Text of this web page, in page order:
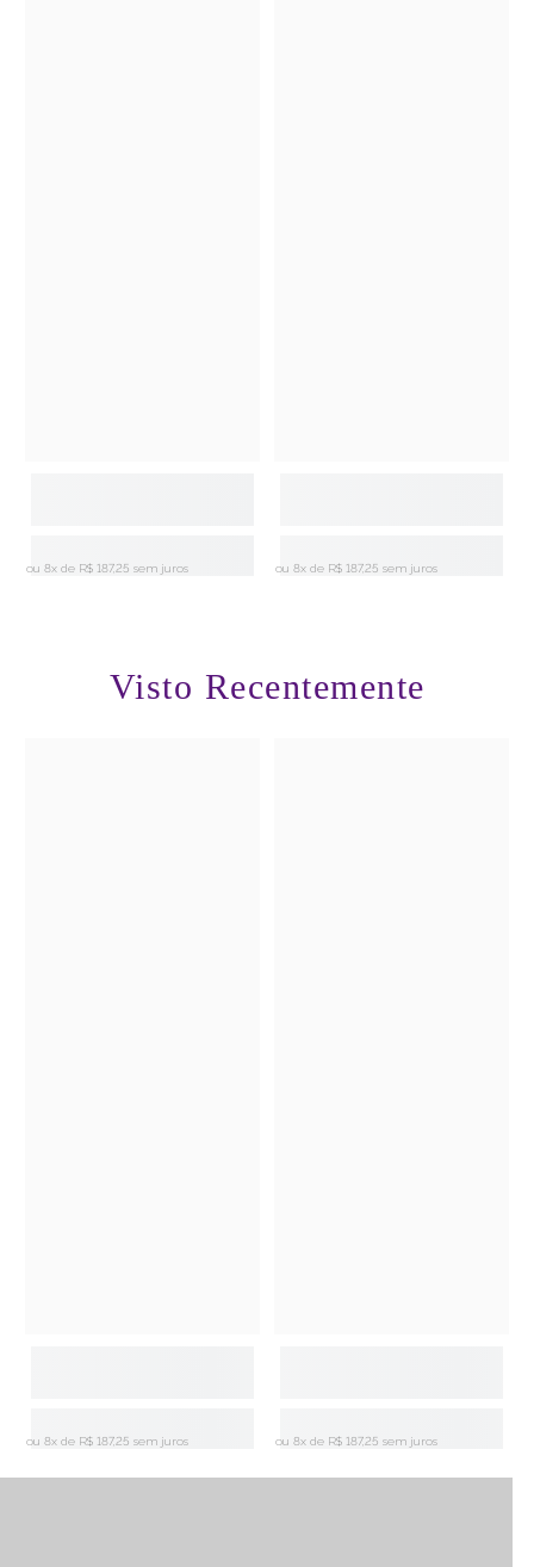
ou 8x de R$ 187,25 sem juros ou 8x de R$ 187,25 sem juros
Visto Recentemente
ou 8x de R$ 187,25 sem juros ou 8x de R$ 187,25 sem juros